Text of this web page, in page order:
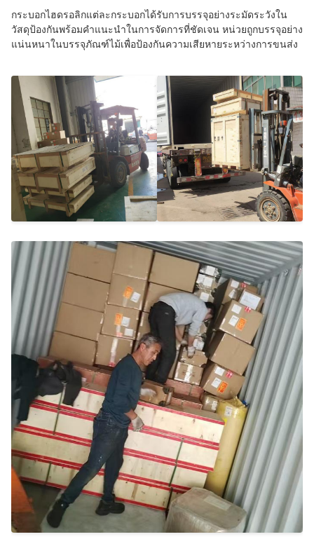
กระบอกไฮดรอลิกแต่ละกระบอกได้รับการบรรจุอย่างระมัดระวังใน
วัสดุป้องกันพร้อมคำแนะนำในการจัดการที่ชัดเจน หน่วยถูกบรรจุอย่าง
แน่นหนาในบรรจุภัณฑ์ไม้เพื่อป้องกันความเสียหายระหว่างการขนส่ง